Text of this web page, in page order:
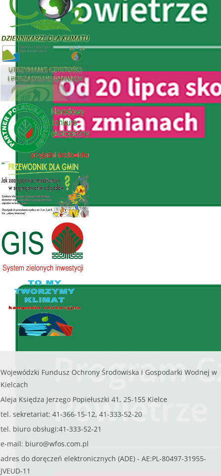
Wojewódzki Fundusz Ochrony Środowiska i Gospodarki Wodnej w
Kielcach
Aleja Księdza Jerzego Popiełuszki 41, 25-155 Kielce
tel. sekretariat: 41-366-15-12, 41-333-52-20
tel. biuro obsługi:41-333-52-21
e-mail: biuro@wfos.com.pl
adres do doręczeń elektronicznych (ADE) - AE:PL-80497-31955-
JVEUD-11